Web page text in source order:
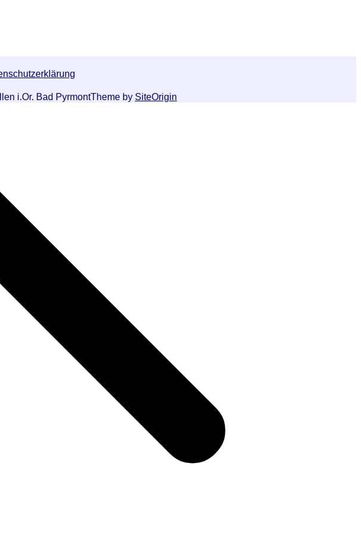
i.Or. Bad PyrmontTheme by SiteOrigin